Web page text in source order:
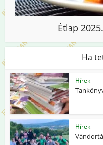
Étlap
Ha
Hírek
Hírek